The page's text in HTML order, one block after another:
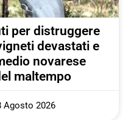
per distruggere
devastati e
novarese
maltempo
Agosto 2026